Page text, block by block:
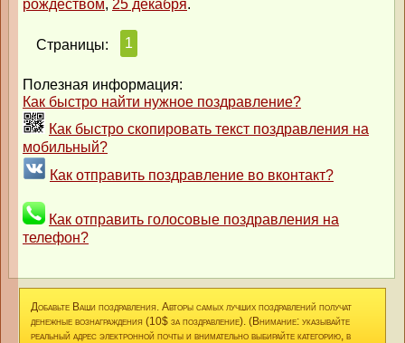
рождеством, 25 декабря.
Страницы: 1
Полезная информация:
Как быстро найти нужное поздравление?
Как быстро скопировать текст поздравления на
мобильный?
Как отправить поздравление во вконтакт?
Как отправить голосовые поздравления на
телефон?
Добавьте Ваши поздравления. Авторы самых лучших поздравлений получат
денежные вознаграждения (10$ за поздравление). (Внимание: указывайте
реальный адрес электронной почты и внимательно выбирайте категорию, в